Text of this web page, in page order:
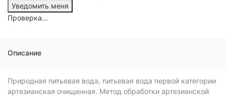
Проверка...
Описание
Природная питьевая вода, питьевая вода первой категории
артезианская очищенная. Метод обработки артезианской